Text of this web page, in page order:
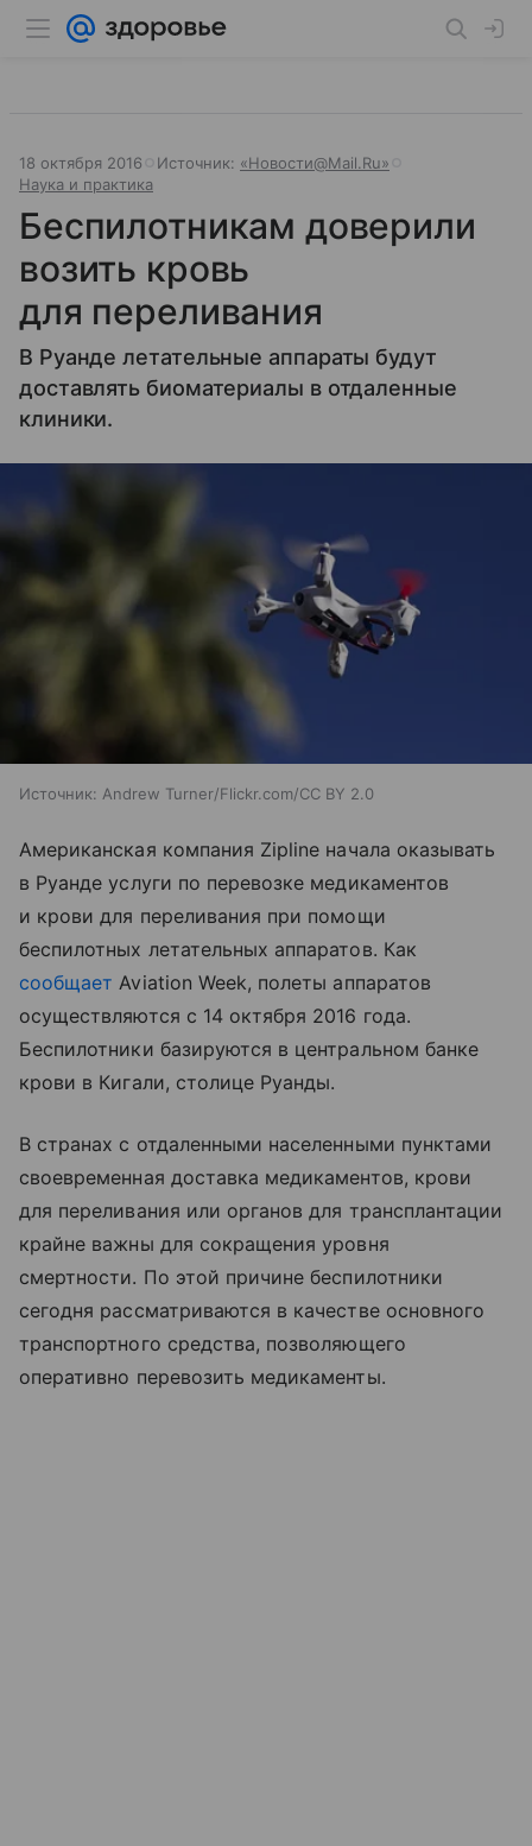
18 октября 2016 Источник: «Новости@Mail.Ru»
Наука и практика
Беспилотникам доверили
возить кровь
для переливания
В Руанде летательные аппараты будут
доставлять биоматериалы в отдаленные
клиники.
Источник: Andrew Turner/Flickr.com/CC BY 2.0
Американская компания Zipline начала оказывать
в Руанде услуги по перевозке медикаментов
и крови для переливания при помощи
беспилотных летательных аппаратов. Как
сообщает Aviation Week, полеты аппаратов
осуществляются с 14 октября 2016 года.
Беспилотники базируются в центральном банке
крови в Кигали, столице Руанды.
В странах с отдаленными населенными пунктами
своевременная доставка медикаментов, крови
для переливания или органов для трансплантации
крайне важны для сокращения уровня
смертности. По этой причине беспилотники
сегодня рассматриваются в качестве основного
транспортного средства, позволяющего
оперативно перевозить медикаменты.